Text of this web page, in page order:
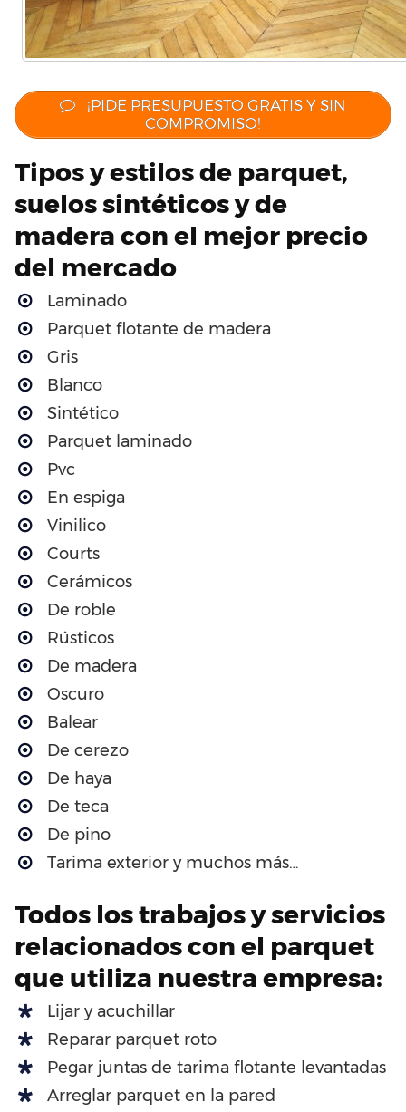
¡PIDE PRESUPUESTO GRATIS Y SIN
COMPROMISO!
Tipos y estilos de parquet,
suelos sintéticos y de
madera con el mejor precio
del mercado
Laminado
Parquet flotante de madera
Gris
Blanco
Sintético
Parquet laminado
Pvc
En espiga
Vinilico
Courts
Cerámicos
De roble
Rústicos
De madera
Oscuro
Balear
De cerezo
De haya
De teca
De pino
Tarima exterior y muchos más…
Todos los trabajos y servicios
relacionados con el parquet
que utiliza nuestra empresa:
Lijar y acuchillar
Reparar parquet roto
Pegar juntas de tarima flotante levantadas
Arreglar parquet en la pared